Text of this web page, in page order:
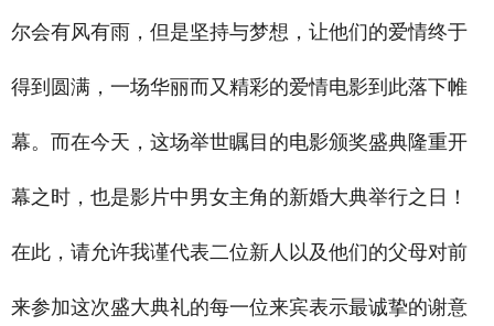
尔会有风有雨，但是坚持与梦想，让他们的爱情终于
得到圆满，一场华丽而又精彩的爱情电影到此落下帷
幕。而在今天，这场举世瞩目的电影颁奖盛典隆重开
幕之时，也是影片中男女主角的新婚大典举行之日！
在此，请允许我谨代表二位新人以及他们的父母对前
来参加这次盛大典礼的每一位来宾表示最诚挚的谢意